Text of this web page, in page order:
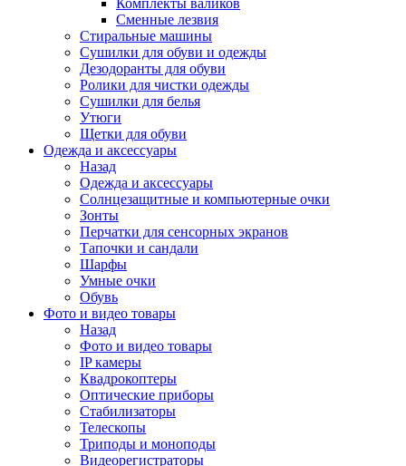
Комплекты валиков
Сменные лезвия
Стиральные машины
Сушилки для обуви и одежды
Дезодоранты для обуви
Ролики для чистки одежды
Сушилки для белья
Утюги
Щетки для обуви
Одежда и аксессуары
Назад
Одежда и аксессуары
Солнцезащитные и компьютерные очки
Зонты
Перчатки для сенсорных экранов
Тапочки и сандали
Шарфы
Умные очки
Обувь
Фото и видео товары
Назад
Фото и видео товары
IP камеры
Квадрокоптеры
Оптические приборы
Стабилизаторы
Телескопы
Триподы и моноподы
Видеорегистраторы